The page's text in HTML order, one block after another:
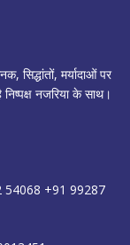
सिद्धांतों, मर्यादाओं पर
नजरिया के साथ।
+91 99287